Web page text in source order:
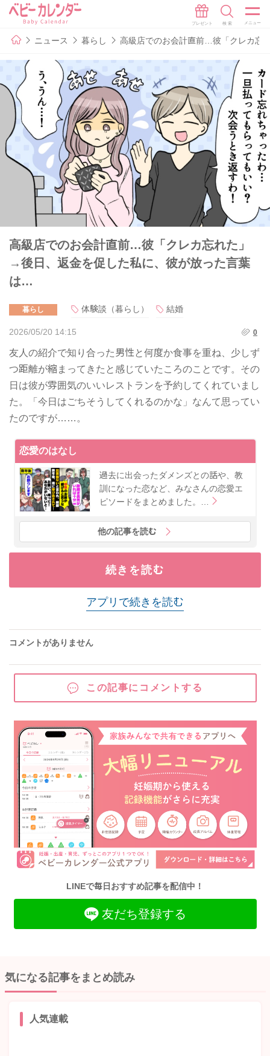
ニュース 暮らし 高級店でのお会計直前…彼「クレカ忘
高級店でのお会計直前…彼「クレカ忘れた」
→後日、返金を促した私に、彼が放った言葉
は…
暮らし 体験談（暮らし） 結婚
2026/05/20 14:15 0
友人の紹介で知り合った男性と何度か食事を重ね、少しず
つ距離が縮まってきたと感じていたころのことです。その
日は彼が雰囲気のいいレストランを予約してくれていまし
た。「今日はごちそうしてくれるのかな」なんて思ってい
たのですが……。
恋愛のはなし
過去に出会ったダメンズとの話や、教
訓になった恋など、みなさんの恋愛エ
ピソードをまとめました。…
他の記事を読む
続きを読む
アプリで続きを読む
コメントがありません
この記事にコメントする
LINEで毎日おすすめ記事を配信中！
友だち登録する
気になる記事をまとめ読み
人気連載